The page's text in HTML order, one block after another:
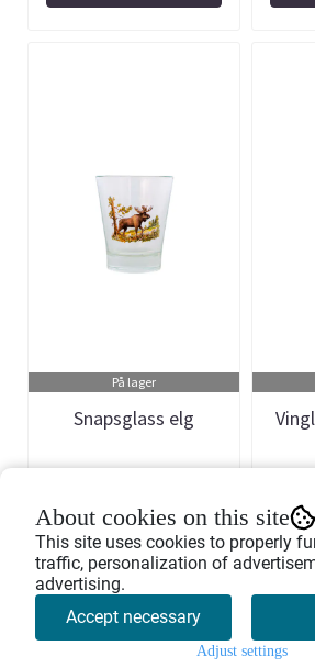
På lager
Snapsglass elg
164,-
Buy Now
About cookies on this site
This site uses cookies to properly
traffic, personalization of
advertising.
Accept necessary
Adjust settings